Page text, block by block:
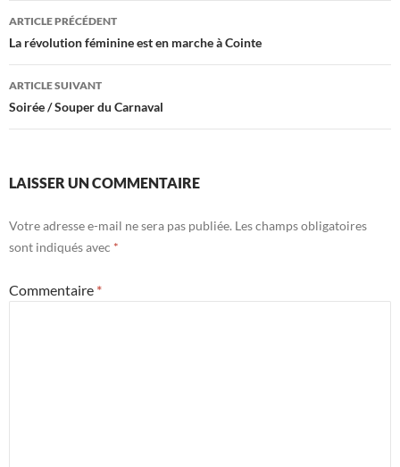
Navigation
des
articles
ARTICLE PRÉCÉDENT
La révolution féminine est en marche à Cointe
ARTICLE SUIVANT
Soirée / Souper du Carnaval
LAISSER UN COMMENTAIRE
Votre adresse e-mail ne sera pas publiée. Les champs obligatoires
sont indiqués avec *
Commentaire *